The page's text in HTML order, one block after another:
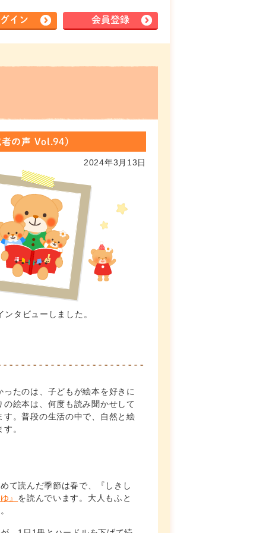
イン 会員登録
者の声 Vol.94)
2024年3月13日
タビューしました。
たのは、子どもが絵本を好きに
絵本は、何度も読み聞かせして
。普段の生活の中で、自然と絵
。
て読んだ季節は春で、『しきし
』 を読んでいます。大人もふと